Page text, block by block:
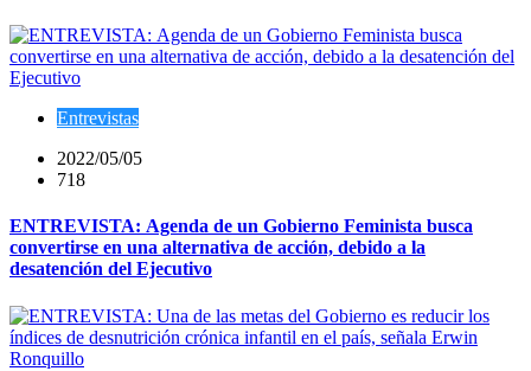
Entrevistas
2022/05/05
718
ENTREVISTA: Agenda de un Gobierno Feminista busca
convertirse en una alternativa de acción, debido a la
desatención del Ejecutivo